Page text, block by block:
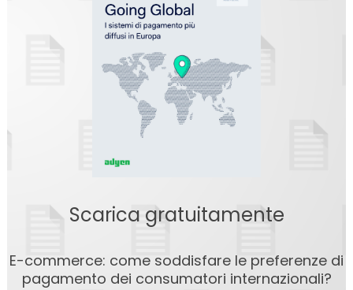
Scarica gratuitamente
E-commerce: come soddisfare le preferenze di
pagamento dei consumatori internazionali?